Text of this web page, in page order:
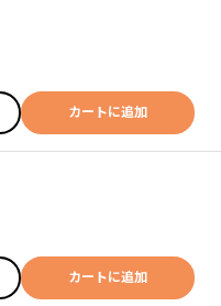
カートに追加
カートに追加